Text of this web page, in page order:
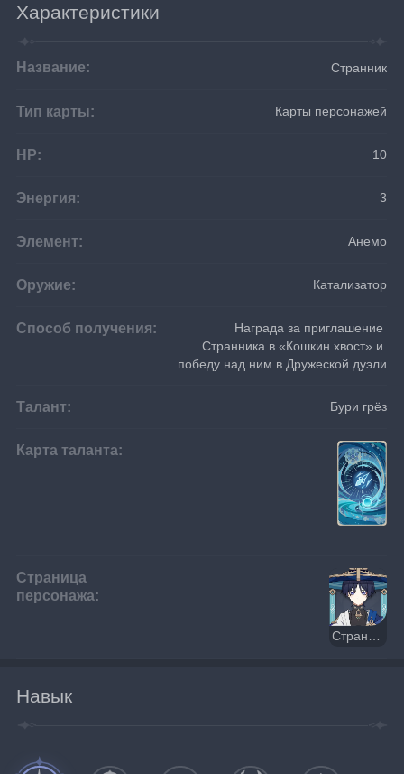
Характеристики
Название: Странник
Тип карты: Карты персонажей
HP: 10
Энергия: 3
Элемент: Анемо
Оружие: Катализатор
Способ получения:
Награда за приглашение
Странника в «Кошкин хвост» и
победу над ним в Дружеской дуэли
Талант: Бури грёз
Карта таланта:
Страница
персонажа:
Навык